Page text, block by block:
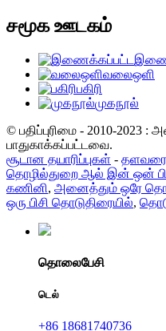
சமூக ஊடகம்
வலைஒளி
பகிரி
முகநூல்
© பதிப்புரிமை - 2010-2023
பாதுகாக்கப்பட்டவை.
சூடான தயாரிப்புகள் -
தொழில்துறை ஆல் இன் ஒன்
கணினி, அனைத்தும் ஒரே
ஒரு பிசி தொடுதிரையில்,
தொலைபேசி
டெல்
+86 18681740736